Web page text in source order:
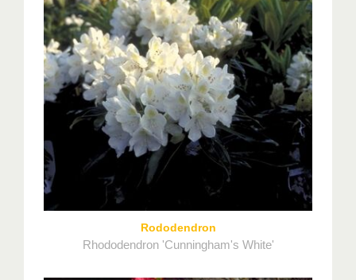
Rododendron
Rhododendron 'Cunningham's White'